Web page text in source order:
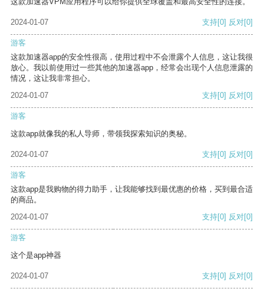
2024-01-07 支持[0] 反对[0]
游客
这款加速器app的安全性很高，使用过程中不会泄露个人信息，这让我很
放心。我以前使用过一些其他的加速器app，经常会出现个人信息泄露的
情况，这让我非常担心。
2024-01-07
支持[0] 反对[0]
游客
这款app就像我的私人导师，带领我探索知识的奥秘。
2024-01-07 支持[0] 反对[0]
游客
这款app是我购物的得力助手，让我能够找到最优惠的价格，买到最合适
的商品。
2024-01-07
支持[0] 反对[0]
游客
这个是app神器
2024-01-07 支持[0] 反对[0]